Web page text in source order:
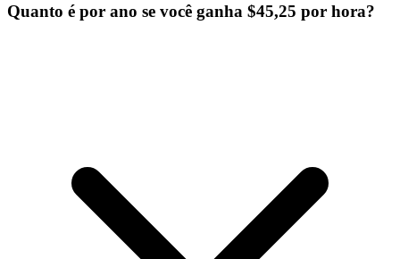
Quanto é por ano se você ganha $45,25 por hora?